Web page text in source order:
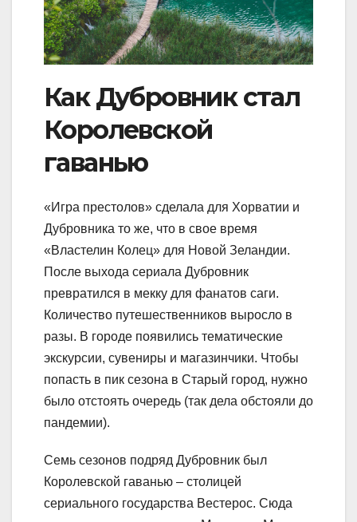
Как Дубровник стал
Королевской
гаванью
«Игра престолов» сделала для Хорватии и
Дубровника то же, что в свое время
«Властелин Колец» для Новой Зеландии.
После выхода сериала Дубровник
превратился в мекку для фанатов саги.
Количество путешественников выросло в
разы. В городе появились тематические
экскурсии, сувениры и магазинчики. Чтобы
попасть в пик сезона в Старый город, нужно
было отстоять очередь (так дела обстояли до
пандемии).
Семь сезонов подряд Дубровник был
Королевской гаванью – столицей
сериального государства Вестерос. Сюда